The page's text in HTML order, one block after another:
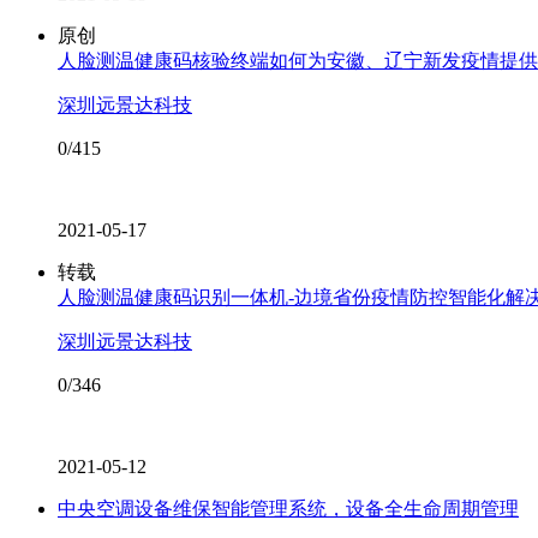
原创
人脸测温健康码核验终端如何为安徽、辽宁新发疫情提
深圳远景达科技
0/415
2021-05-17
转载
人脸测温健康码识别一体机-边境省份疫情防控智能化解
深圳远景达科技
0/346
2021-05-12
中央空调设备维保智能管理系统，设备全生命周期管理